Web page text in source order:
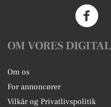
OM VORES DIGITAL
Om os
For annoncører
Vilkår og Privatlivspolitik